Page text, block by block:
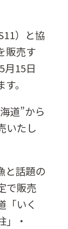
）と協
販売す
月15日
。
道”から
いたし
と話題の
で販売
「いく
」・